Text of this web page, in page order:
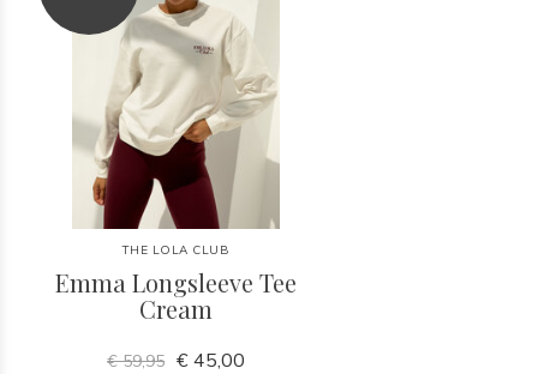
THE LOLA CLUB
Emma Longsleeve Tee
Cream
€ 59,95 € 45,00